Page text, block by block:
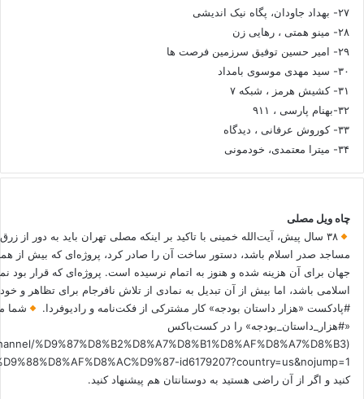
۲۷- بهداد جاودان، پگاه نیک اندیشی
۲۸- مینو همتی ، رهایی زن
۲۹- امیر حسین توفیق سرزمین فرصت ها
۳۰- سید مهدی موسوی بامداد
۳۱- کشیش هرمز ، شبکه ۷
۳۲-بهنام پارسی ، ۹۱۱
۳۳- کوروش عرفانی ، دیدگاه
۳۴- میترا معتمدی، خودمونی
چاه ویل مصلی
۳۸ سال پیش، آیت‌الله خمینی با تاکید بر اینکه مصلی تهران باید به دور از
مساجد صدر اسلام باشد، دستور ساخت آن را صادر کرد، پروژه‌ای که بیش از
جهان برای آن هزینه شده و هنوز به اتمام نرسیده است. پروژه‌ای که قرار بود
اسلامی باشد، اما بیش از آن تبدیل به نمادی از تلاش نافرجام برای تظاهر و
#پادکست «هزار داستان بودجه» کار مشترکی از فکت‌نامه و رادیوفردا.
شما
«#هزار_داستان_بودجه» را در کست‌باکس
%D9%87%D8%B2%D8%A7%D8%B1%D8%AF%D8%A7%D8%B3
کنید و اگر از آن راضی هستید به دوستانتان هم پیشنهاد کنید.